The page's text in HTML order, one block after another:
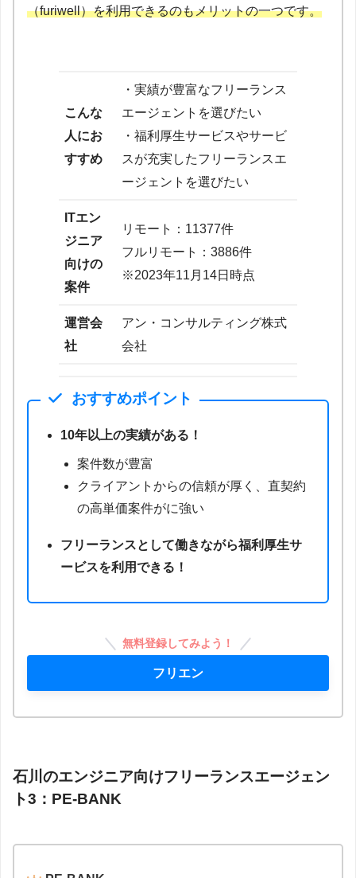
（furiwell）を利用できるのもメリットの一つです。
こんな
人にお
すすめ
・実績が豊富なフリーランス
エージェントを選びたい
・福利厚生サービスやサービ
スが充実したフリーランスエ
ージェントを選びたい
ITエン
ジニア
向けの
案件
リモート：11377件
フルリモート：3886件
※2023年11月14日時点
運営会
社
アン・コンサルティング株式
会社
おすすめポイント
10年以上の実績がある！
案件数が豊富
クライアントからの信頼が厚く、直契約
の高単価案件がに強い
フリーランスとして働きながら福利厚生サ
ービスを利用できる！
無料登録してみよう！
フリエン
石川のエンジニア向けフリーランスエージェン
ト3：PE-BANK